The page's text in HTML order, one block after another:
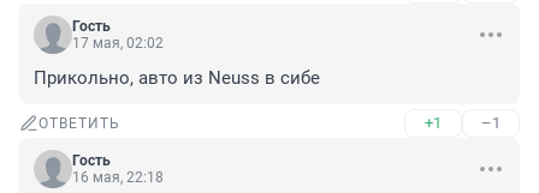
Гость
17 мая, 02:02
Прикольно, авто из Neuss в сибе
ОТВЕТИТЬ +1 –1
Гость
16 мая, 22:18